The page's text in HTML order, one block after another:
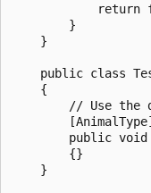
return
        }
    }
public class
    {
// Use the
public void
        {}
    }